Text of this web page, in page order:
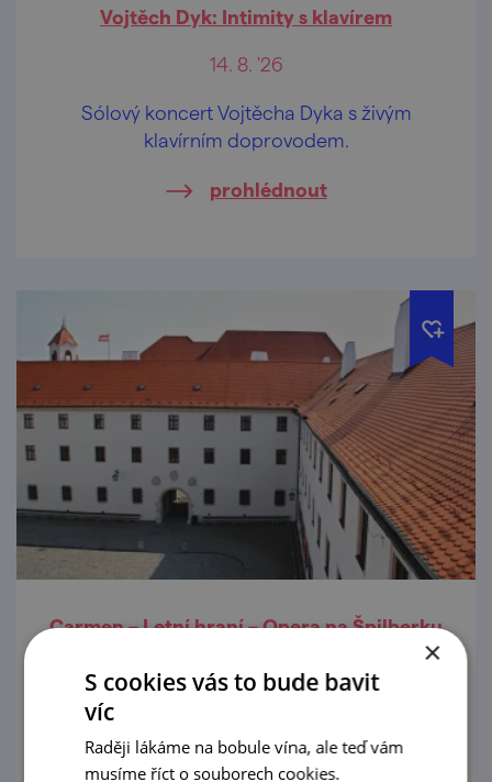
Vojtěch Dyk: Intimity s klavírem
14. 8. '26
Sólový koncert Vojtěcha Dyka s živým
klavírním doprovodem.
prohlédnout
Carmen – Letní hraní – Opera na Špilberku
29. 8. '26
Teplé letní večery je nejlepší strávit pod
hvězdami s hudbou, a proto soubor
Janáčkovy opery NdB i letos přináší operní
×
S cookies vás to bude bavit
víc
Raději lákáme na bobule vína, ale teď vám
musíme říct o souborech cookies.